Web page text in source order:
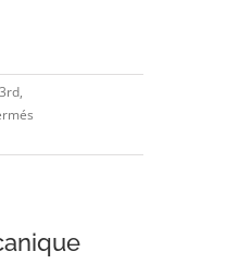
CONCEPTION